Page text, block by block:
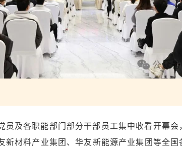
员及各职能部门部分干部员工集中收看开幕会
新材料产业集团、华友新能源产业集团等全国